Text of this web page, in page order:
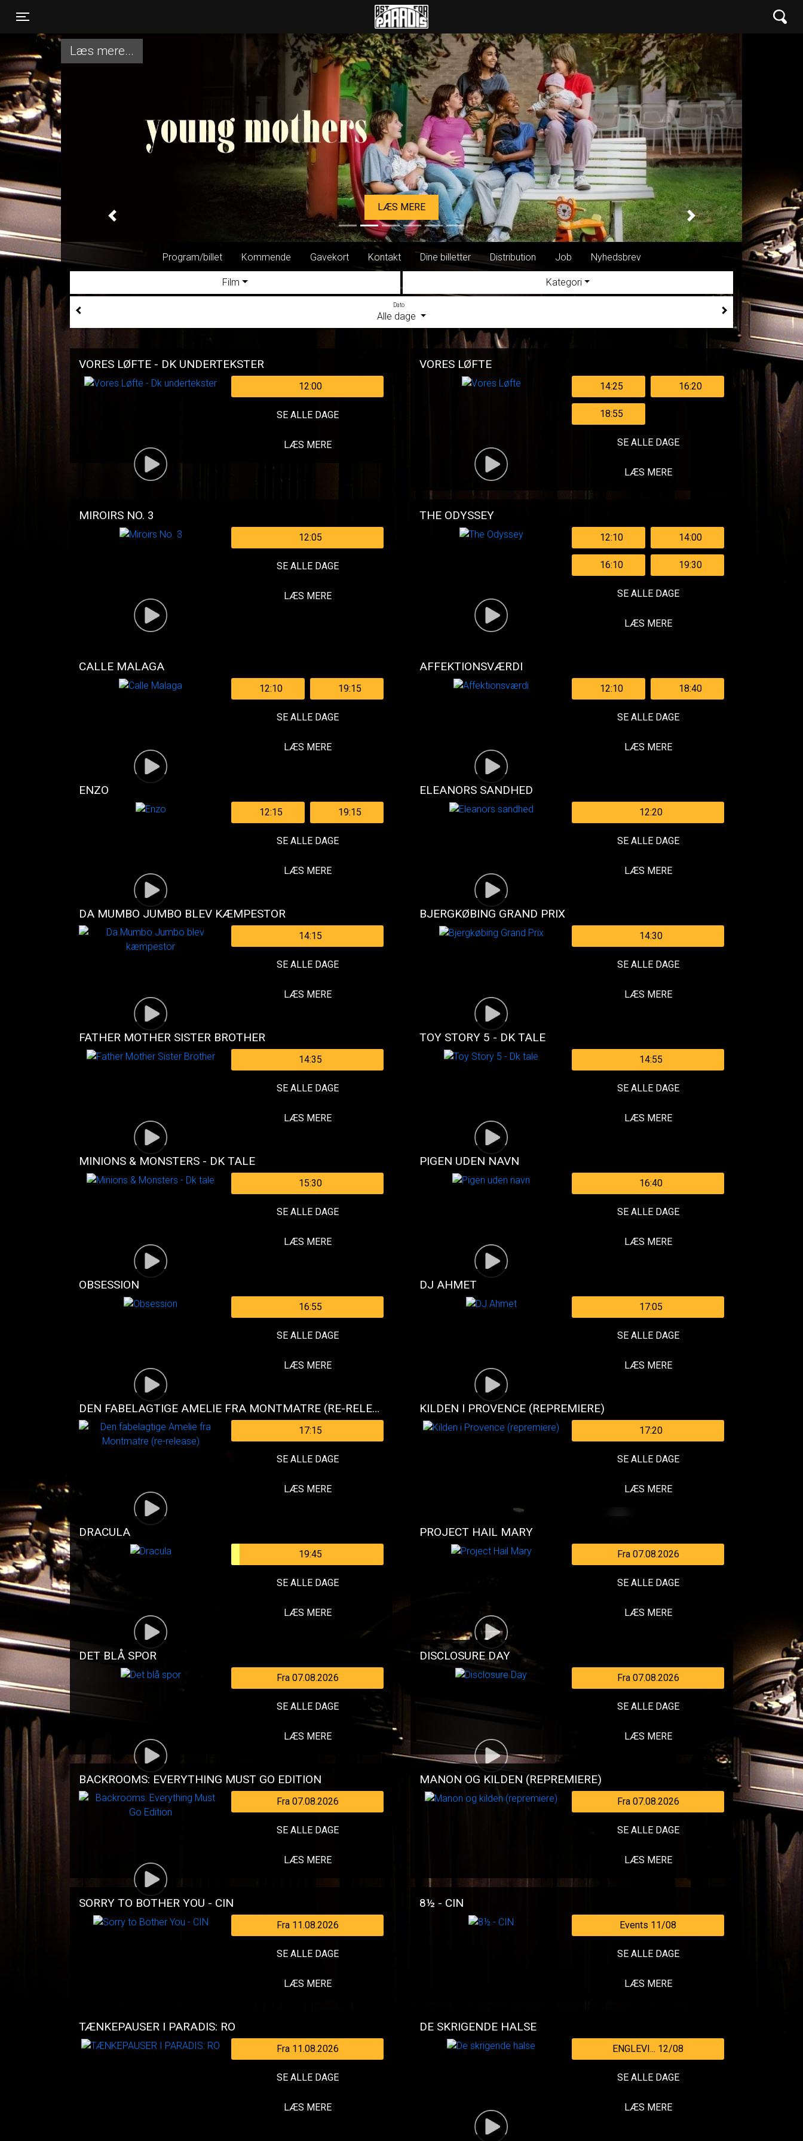
Øst for Paradis
Læs mere...
LÆS MERE
Previous
Next
Program/billet Kommende Gavekort Kontakt Dine billetter Distribution Job Nyhedsbrev
Film Kategori
Dato
Alle dage
VORES LØFTE - DK UNDERTEKSTER
12:00
SE ALLE DAGE
LÆS MERE
VORES LØFTE
14:25 16:20
18:55
SE ALLE DAGE
LÆS MERE
MIROIRS NO. 3
12:05
SE ALLE DAGE
LÆS MERE
THE ODYSSEY
12:10 14:00
16:10 19:30
SE ALLE DAGE
LÆS MERE
CALLE MALAGA
12:10 19:15
SE ALLE DAGE
LÆS MERE
AFFEKTIONSVÆRDI
12:10 18:40
SE ALLE DAGE
LÆS MERE
ENZO
12:15 19:15
SE ALLE DAGE
LÆS MERE
ELEANORS SANDHED
12:20
SE ALLE DAGE
LÆS MERE
DA MUMBO JUMBO BLEV KÆMPESTOR
14:15
SE ALLE DAGE
LÆS MERE
BJERGKØBING GRAND PRIX
14:30
SE ALLE DAGE
LÆS MERE
FATHER MOTHER SISTER BROTHER
14:35
SE ALLE DAGE
LÆS MERE
TOY STORY 5 - DK TALE
14:55
SE ALLE DAGE
LÆS MERE
MINIONS & MONSTERS - DK TALE
15:30
SE ALLE DAGE
LÆS MERE
PIGEN UDEN NAVN
16:40
SE ALLE DAGE
LÆS MERE
OBSESSION
16:55
SE ALLE DAGE
LÆS MERE
DJ AHMET
17:05
SE ALLE DAGE
LÆS MERE
DEN FABELAGTIGE AMELIE FRA MONTMATRE (RE-RELEASE)
17:15
SE ALLE DAGE
LÆS MERE
KILDEN I PROVENCE (REPREMIERE)
17:20
SE ALLE DAGE
LÆS MERE
DRACULA
19:45
SE ALLE DAGE
LÆS MERE
PROJECT HAIL MARY
Fra 07.08.2026
SE ALLE DAGE
LÆS MERE
DET BLÅ SPOR
Fra 07.08.2026
SE ALLE DAGE
LÆS MERE
DISCLOSURE DAY
Fra 07.08.2026
SE ALLE DAGE
LÆS MERE
BACKROOMS: EVERYTHING MUST GO EDITION
Fra 07.08.2026
SE ALLE DAGE
LÆS MERE
MANON OG KILDEN (REPREMIERE)
Fra 07.08.2026
SE ALLE DAGE
LÆS MERE
SORRY TO BOTHER YOU - CIN
Fra 11.08.2026
SE ALLE DAGE
LÆS MERE
8½ - CIN
Events 11/08
SE ALLE DAGE
LÆS MERE
TÆNKEPAUSER I PARADIS: RO
Fra 11.08.2026
SE ALLE DAGE
LÆS MERE
DE SKRIGENDE HALSE
ENGLEVI... 12/08
SE ALLE DAGE
LÆS MERE